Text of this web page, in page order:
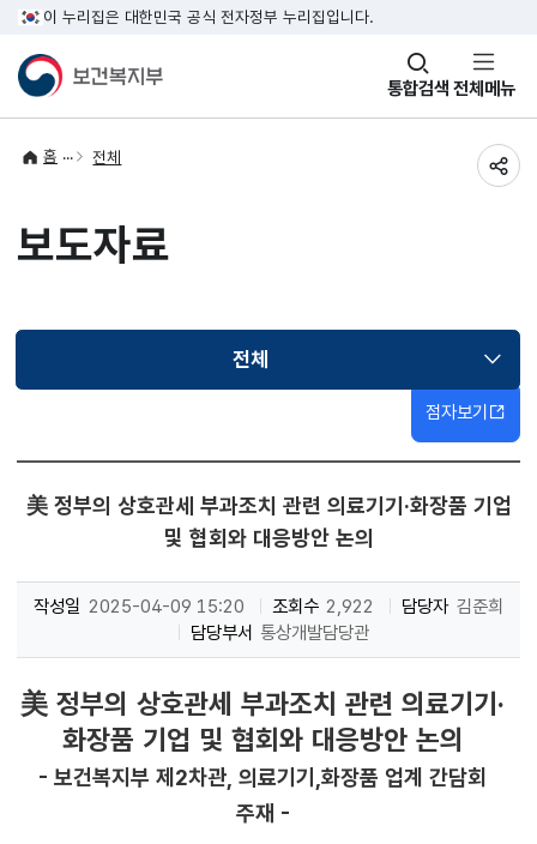
이 누리집은 대한민국 공식 전자정부 누리집입니다.
통합검색
창
열기 전체메뉴
홈 전체
보도자료
전체선택됨
점자보기
美 정부의 상호관세 부과조치 관련 의료기기·화장품 기업
및 협회와 대응방안 논의
작성일 2025-04-09 15:20 조회수 2,922 담당자 김준희
담당부서 통상개발담당관
美 정부의 상호관세 부과조치 관련 의료기기·
화장품 기업 및 협회와 대응방안 논의
- 보건복지부 제2차관, 의료기기,화장품 업계 간담회
주재 -